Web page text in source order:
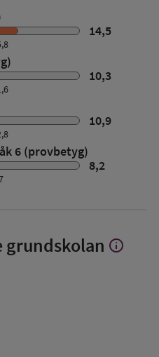
14,5
10,3
10,9
6 (provbetyg)
8,2
grundskolan Visa
info